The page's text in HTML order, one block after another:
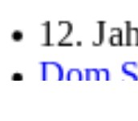
12.
Dom